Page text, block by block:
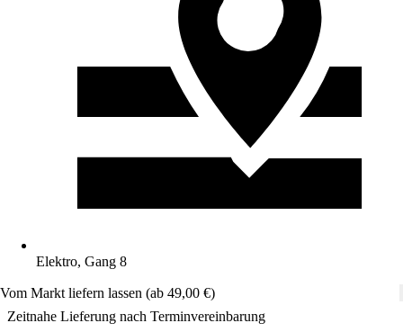
Elektro, Gang 8
Vom Markt liefern lassen (ab 49,00 €)
Zeitnahe Lieferung nach Terminvereinbarung